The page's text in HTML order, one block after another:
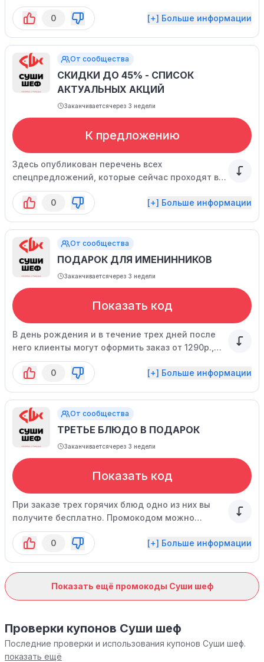
доступных применений кода ограничено.
0
[+] Больше информации
От сообщества
СКИДКИ ДО 45% - СПИСОК
АКТУАЛЬНЫХ АКЦИЙ
Заканчиваетсячерез 3 недели
К предложению
Здесь опубликован перечень всех
спецпредложений, которые сейчас проходят в
компании.
0
[+] Больше информации
От сообщества
ПОДАРОК ДЛЯ ИМЕНИННИКОВ
Заканчиваетсячерез 3 недели
Показать код
В день рождения и в течение трех дней после
него клиенты могут оформить заказ от 1290р.,
применить промокод и получить пиццу
"Пепперони" или ролл "Филадельфия ЛЮКС"
бесплатно. Сроки действия акции ограничены.
0 [+] Больше информации
От сообщества
ТРЕТЬЕ БЛЮДО В ПОДАРОК
Заканчиваетсячерез 3 недели
Показать код
При заказе трех горячих блюд одно из них вы
получите бесплатно. Промокодом можно
воспользоваться в будние дни с 11:00 до
15:00. Спецпредложение ограничено.
0 [+] Больше информации
Показать ещё промокоды Суши шеф
Проверки купонов Суши шеф
Последние проверки и использования купонов Суши шеф.
показать ещё